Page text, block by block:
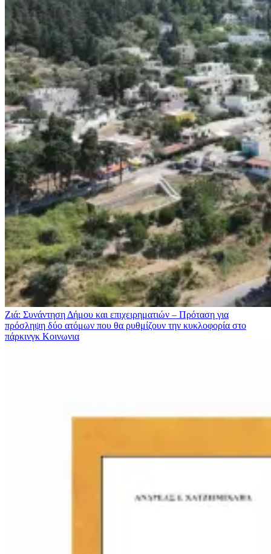
Ζιά: Συνάντηση Δήμου και επιχειρηματιών – Πρόταση για
πρόσληψη δύο ατόμων που θα ρυθμίζουν την κυκλοφορία στο
πάρκινγκ Κοινωνια